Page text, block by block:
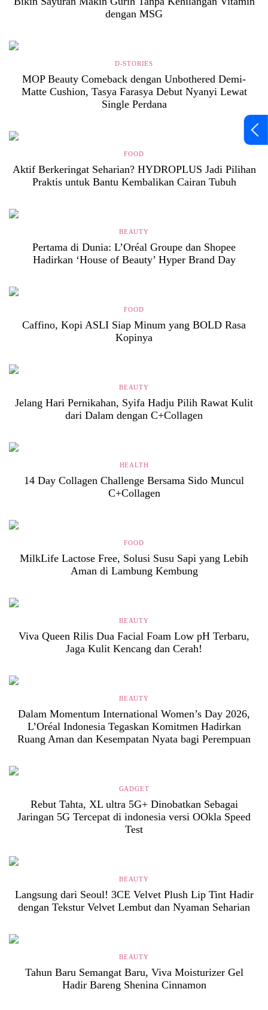
dengan MSG
D-STORIES
MOP Beauty Comeback dengan Unbothered Demi-
Matte Cushion, Tasya Farasya Debut Nyanyi Lewat
Single Perdana
FOOD
Aktif Berkeringat Seharian? HYDROPLUS Jadi Pilihan
Praktis untuk Bantu Kembalikan Cairan Tubuh
BEAUTY
Pertama di Dunia: L’Oréal Groupe dan Shopee
Hadirkan ‘House of Beauty’ Hyper Brand Day
FOOD
Caffino, Kopi ASLI Siap Minum yang BOLD Rasa
Kopinya
BEAUTY
Jelang Hari Pernikahan, Syifa Hadju Pilih Rawat Kulit
dari Dalam dengan C+Collagen
HEALTH
14 Day Collagen Challenge Bersama Sido Muncul
C+Collagen
FOOD
MilkLife Lactose Free, Solusi Susu Sapi yang Lebih
Aman di Lambung Kembung
BEAUTY
Viva Queen Rilis Dua Facial Foam Low pH Terbaru,
Jaga Kulit Kencang dan Cerah!
BEAUTY
Dalam Momentum International Women’s Day 2026,
L’Oréal Indonesia Tegaskan Komitmen Hadirkan
Ruang Aman dan Kesempatan Nyata bagi Perempuan
GADGET
Rebut Tahta, XL ultra 5G+ Dinobatkan Sebagai
Jaringan 5G Tercepat di indonesia versi OOkla Speed
Test
BEAUTY
Langsung dari Seoul! 3CE Velvet Plush Lip Tint Hadir
dengan Tekstur Velvet Lembut dan Nyaman Seharian
BEAUTY
Tahun Baru Semangat Baru, Viva Moisturizer Gel
Hadir Bareng Shenina Cinnamon